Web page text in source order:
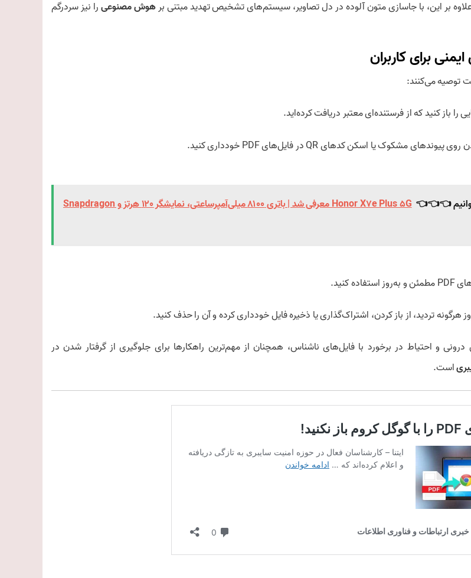
بر این، با جاسازی متون آلوده در دل تصاویر، سیستم‌های تشخیص تهدید مبتنی برهوش مصنوعیرا نیز سردرگم
برای کاربران
توصیه می‌کنند:
👈👈👈
Honor X7e Plus 5G معرفی شد | باتری ۸۱۰۰ میلی‌آمپرساعتی، نمایشگر ۱۲۰ هرتز و Snapdragon
و احتیاط در برخورد با فایل‌های ناشناس، همچنان از مهم‌ترین راهکارها برای جلوگیری از گرفتار شدن در
است.